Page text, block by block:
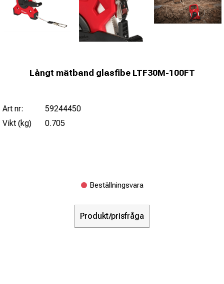
Långt mätband glasfibe LTF30M-100FT
Art nr:
59244450
Vikt (kg)
0.705
Beställningsvara
Produkt/prisfråga